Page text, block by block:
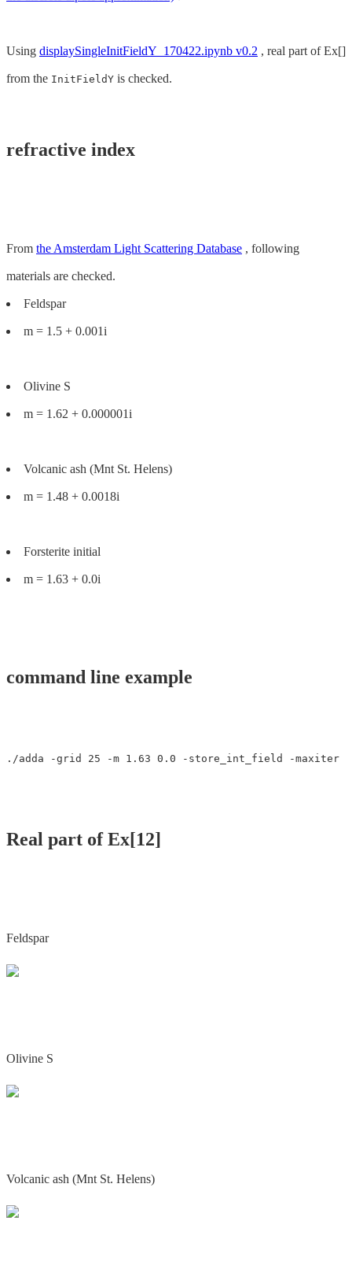
Using displaySingleInitFieldY_170422.ipynb v0.2 , real part of Ex[]
from the InitFieldY is checked.
refractive index
From the Amsterdam Light Scattering Database , following
materials are checked.
Feldspar
m = 1.5 + 0.001i
Olivine S
m = 1.62 + 0.000001i
Volcanic ash (Mnt St. Helens)
m = 1.48 + 0.0018i
Forsterite initial
m = 1.63 + 0.0i
command line example
Real part of Ex[12]
Feldspar
Olivine S
Volcanic ash (Mnt St. Helens)